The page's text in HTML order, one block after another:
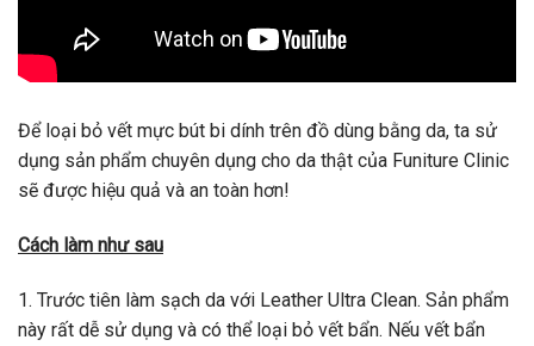
Để loại bỏ vết mực bút bi dính trên đồ dùng bằng da, ta sử
dụng sản phẩm chuyên dụng cho da thật của Funiture Clinic
sẽ được hiệu quả và an toàn hơn!
Cách làm như sau
1. Trước tiên làm sạch da với Leather Ultra Clean. Sản phẩm
này rất dễ sử dụng và có thể loại bỏ vết bẩn. Nếu vết bẩn